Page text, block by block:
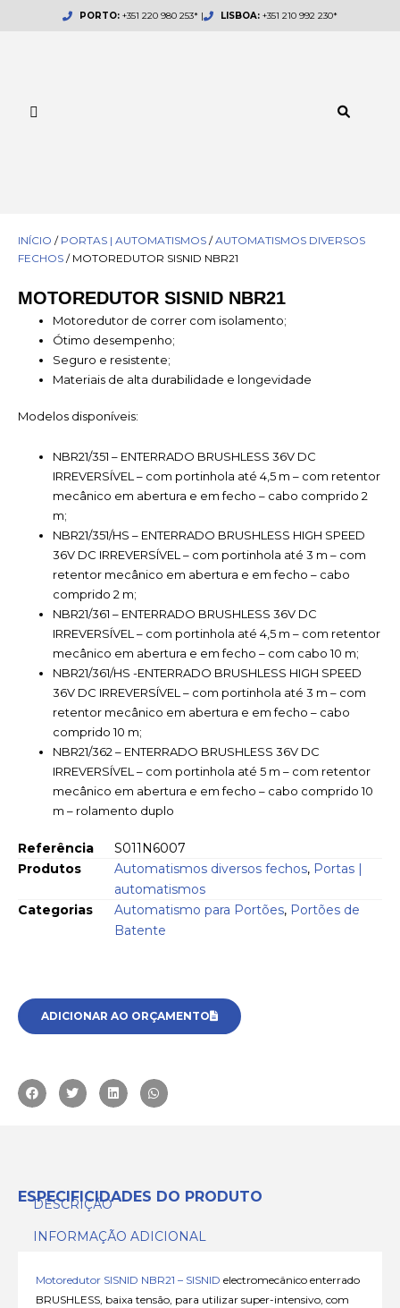
PORTO: +351 220 980 253* | LISBOA:+351 210 992 230*
INÍCIO / PORTAS | AUTOMATISMOS /AUTOMATISMOS DIVERSOS
FECHOS / MOTOREDUTOR SISNID NBR21
MOTOREDUTOR SISNID NBR21
Motoredutor de correr com isolamento;
Ótimo desempenho;
Seguro e resistente;
Materiais de alta durabilidade e longevidade
Modelos disponíveis:
NBR21/351 – ENTERRADO BRUSHLESS 36V DC
IRREVERSÍVEL – com portinhola até 4,5 m – com retentor
mecânico em abertura e em fecho – cabo comprido 2
m;
NBR21/351/HS – ENTERRADO BRUSHLESS HIGH SPEED
36V DC IRREVERSÍVEL – com portinhola até 3 m – com
retentor mecânico em abertura e em fecho – cabo
comprido 2 m;
NBR21/361 – ENTERRADO BRUSHLESS 36V DC
IRREVERSÍVEL – com portinhola até 4,5 m – com retentor
mecânico em abertura e em fecho – com cabo 10 m;
NBR21/361/HS -ENTERRADO BRUSHLESS HIGH SPEED
36V DC IRREVERSÍVEL – com portinhola até 3 m – com
retentor mecânico em abertura e em fecho – cabo
comprido 10 m;
NBR21/362 – ENTERRADO BRUSHLESS 36V DC
IRREVERSÍVEL – com portinhola até 5 m – com retentor
mecânico em abertura e em fecho – cabo comprido 10
m – rolamento duplo
Referência
S011N6007
Produtos
Automatismos diversos fechos, Portas |
automatismos
Categorias
Automatismo para Portões, Portões de
Batente
ADICIONAR AO ORÇAMENTO
ESPECIFICIDADES DO PRODUTO
DESCRIÇÃO
INFORMAÇÃO ADICIONAL
Motoredutor SISNID NBR21 – SISNID electromecânico enterrado
BRUSHLESS, baixa tensão, para utilizar super-intensivo, com